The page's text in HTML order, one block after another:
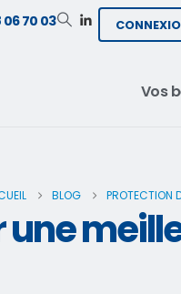
06 70 03
Vos
BLOG PROTECTION
une